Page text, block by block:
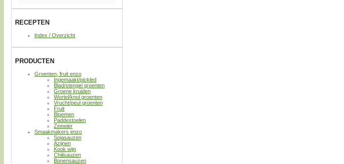
RECEPTEN
Index / Overzicht
PRODUCTEN
Groenten, fruit enzo
Ingemaakt/pickled
Blad/stengel groenten
Groene kruiden
Wortel/knol groenten
Vrucht/peul groenten
Fruit
Bloemen
Paddestoelen
Zeewier
Smaakmakers enzo
Sojasauzen
Azijnen
Kook wijn
Chilisauzen
Bonensauzen